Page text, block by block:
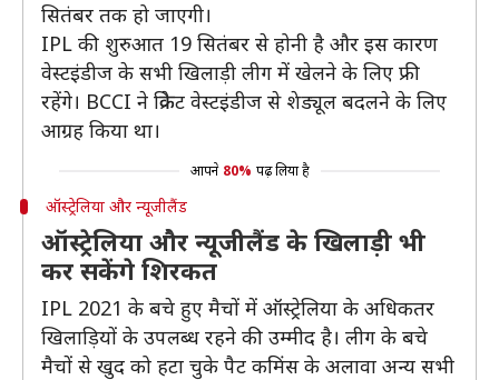
सितंबर तक हो जाएगी।
IPL की शुरुआत 19 सितंबर से होनी है और इस कारण
वेस्टइंडीज के सभी खिलाड़ी लीग में खेलने के लिए फ्री
रहेंगे। BCCI ने क्रिकेट वेस्टइंडीज से शेड्यूल बदलने के लिए
आग्रह किया था।
आपने 80% पढ़ लिया है
ऑस्ट्रेलिया और न्यूजीलैंड
ऑस्ट्रेलिया और न्यूजीलैंड के खिलाड़ी भी
कर सकेंगे शिरकत
IPL 2021 के बचे हुए मैचों में ऑस्ट्रेलिया के अधिकतर
खिलाड़ियों के उपलब्ध रहने की उम्मीद है। लीग के बचे
मैचों से खुद को हटा चुके पैट कमिंस के अलावा अन्य सभी